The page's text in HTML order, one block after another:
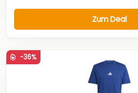
Zum Deal
-36%